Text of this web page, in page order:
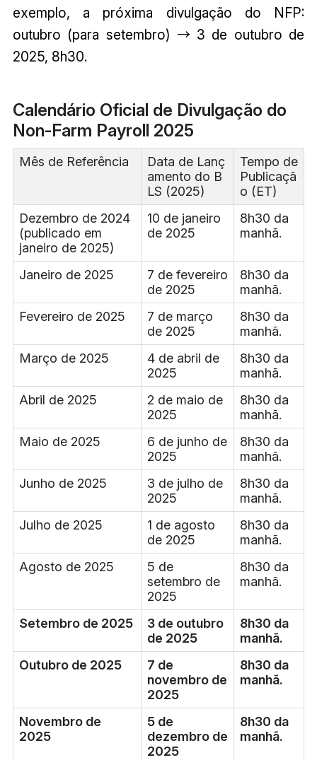
exemplo, a próxima divulgação do NFP:
outubro (para setembro) → 3 de outubro de
2025, 8h30.
Calendário Oficial de Divulgação do
Non-Farm Payroll 2025
Mês de Referência
Data de Lanç
amento do B
LS (2025)
Tempo de
Publicaçã
o (ET)
Dezembro de 2024
(publicado em
janeiro de 2025)
10 de janeiro
de 2025
8h30 da
manhã.
Janeiro de 2025
7 de fevereiro
de 2025
8h30 da
manhã.
Fevereiro de 2025
7 de março
de 2025
8h30 da
manhã.
Março de 2025
4 de abril de
2025
8h30 da
manhã.
Abril de 2025
2 de maio de
2025
8h30 da
manhã.
Maio de 2025
6 de junho de
2025
8h30 da
manhã.
Junho de 2025
3 de julho de
2025
8h30 da
manhã.
Julho de 2025
1 de agosto
de 2025
8h30 da
manhã.
Agosto de 2025
5 de
setembro de
2025
8h30 da
manhã.
Setembro de 2025
3 de outubro
de 2025
8h30 da
manhã.
Outubro de 2025
7 de
novembro de
2025
8h30 da
manhã.
Novembro de
2025
5 de
dezembro de
2025
8h30 da
manhã.